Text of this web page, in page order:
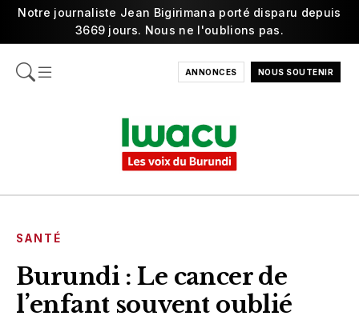
Notre journaliste Jean Bigirimana porté disparu depuis
3669 jours. Nous ne l'oublions pas.
ANNONCES NOUS SOUTENIR
SANTÉ
Burundi : Le cancer de
l’enfant souvent oublié